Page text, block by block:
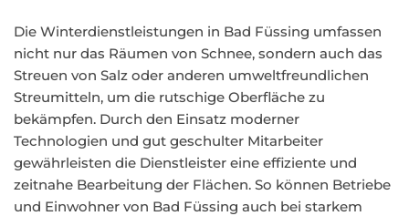
Die Winterdienstleistungen in Bad Füssing umfassen
nicht nur das Räumen von Schnee, sondern auch das
Streuen von Salz oder anderen umweltfreundlichen
Streumitteln, um die rutschige Oberfläche zu
bekämpfen. Durch den Einsatz moderner
Technologien und gut geschulter Mitarbeiter
gewährleisten die Dienstleister eine effiziente und
zeitnahe Bearbeitung der Flächen. So können Betriebe
und Einwohner von Bad Füssing auch bei starkem